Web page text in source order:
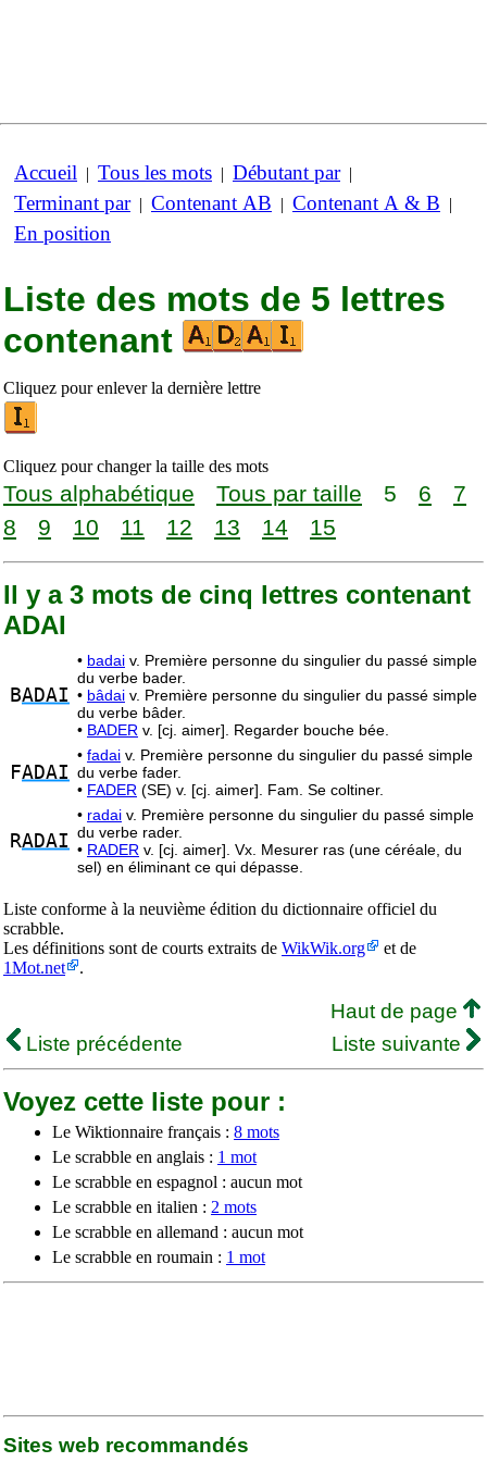
Accueil | Tous les mots | Débutant par|
Terminant par| Contenant AB | Contenant A & B |
En position
Liste des mots de 5 lettres
contenant
Cliquez pour enlever la dernière lettre
Cliquez pour changer la taille des mots
Tous alphabétique Tous par taille 5 6
7
8
9 10 11 12 13 14 15
Il y a 3 mots de cinq lettres contenant
ADAI
BADAI
• badai v. Première personne du singulier du passé simple
du verbe bader.
• bâdai v. Première personne du singulier du passé simple
du verbe bâder.
• BADER v. [cj. aimer]. Regarder bouche bée.
FADAI
• fadai v. Première personne du singulier du passé simple
du verbe fader.
• FADER (SE) v. [cj. aimer]. Fam. Se coltiner.
RADAI
• radai v. Première personne du singulier du passé simple
du verbe rader.
• RADER v. [cj. aimer]. Vx. Mesurer ras (une céréale, du
sel) en éliminant ce qui dépasse.
Liste conforme à la neuvième édition du dictionnaire officiel du
scrabble.
Les définitions sont de courts extraits de WikWik.org
et de
1Mot.net
.
Haut de page
Liste précédente
Liste suivante
Voyez cette liste pour :
Le Wiktionnaire français : 8 mots
Le scrabble en anglais : 1 mot
Le scrabble en espagnol : aucun mot
Le scrabble en italien : 2 mots
Le scrabble en allemand : aucun mot
Le scrabble en roumain : 1 mot
Sites web recommandés